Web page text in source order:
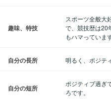
趣味、特技
スポーツ全般大
で、競技歴は20
もハマっていま
自分の長所 明るく、ポジテ
自分の短所
ポジティブ過ぎ
ろです。